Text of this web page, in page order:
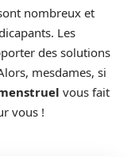
nombreux et
Les
des solutions
mesdames, si
vous fait
vous !